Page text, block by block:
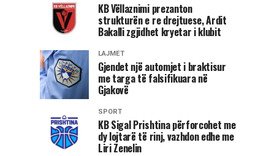
KB Vëllaznimi prezanton
strukturën e re drejtuese, Ardit
Bakalli zgjidhet kryetar i klubit
LAJMET
Gjendet një automjet i braktisur
me targa të falsifikuara në
Gjakovë
SPORT
KB Sigal Prishtina përforcohet me
dy lojtarë të rinj, vazhdon edhe me
Liri Zenelin